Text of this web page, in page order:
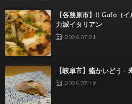
【各務原市】Il Gufo（
力派イタリアン
2026.07.21
【岐阜市】鮨かいどう
2026.07.19